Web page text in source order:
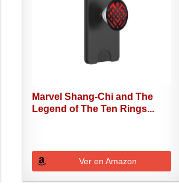
Marvel Shang-Chi and The
Legend of The Ten Rings...
Ver en Amazon